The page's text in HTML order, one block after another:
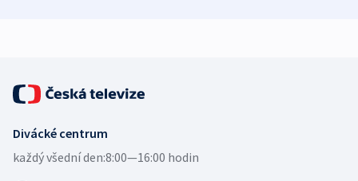
Divácké centrum
každý všední den:8:00—16:00 hodin